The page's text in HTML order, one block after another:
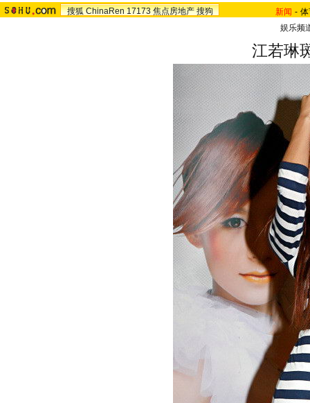
搜狐 ChinaRen 17173 焦点房地产 搜狗 新闻 -
娱乐频
江若琳